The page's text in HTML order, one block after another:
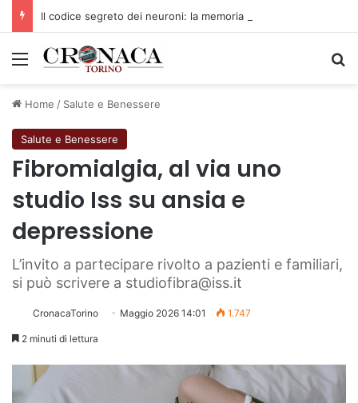
Menu
Home / Salute e Benessere
Salute e Benessere
Fibromialgia, al via uno
studio Iss su ansia e
depressione
L’invito a partecipare rivolto a pazienti e familiari,
si può scrivere a studiofibra@iss.it
CronacaTorino Maggio 2026 14:01 1.747
2 minuti di lettura